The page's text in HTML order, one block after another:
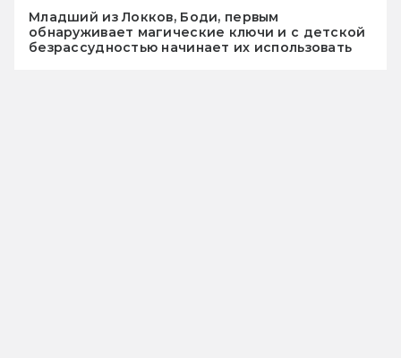
Младший из Локков, Боди, первым
обнаруживает магические ключи и с детской
безрассудностью начинает их использовать